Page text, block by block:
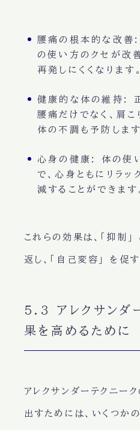
腰痛の根本的な改善 :
の使い方のクセが改
再発しにくくなります。
健康的な体の維持 :
腰痛だけでなく、肩
体の不調も予防します
心身の健康 : 体の使
で、心身ともにリラッ
減することができます
これらの効果は、 「抑制」
返し、 「自己変容」 を促す
5.3 アレクサンダ
果を高めるために
アレクサンダーテクニー
出すためには、 いくつか